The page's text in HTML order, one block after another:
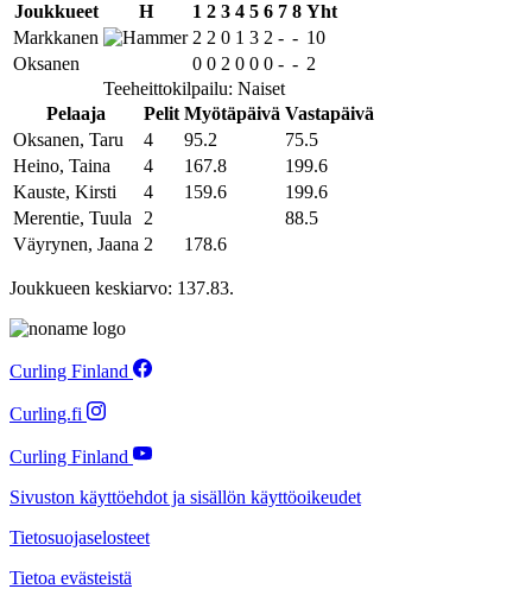
Joukkueet
H 1 2 3 4 5 6 7 8 Yht
Markkanen
2 2 0 1 3 2 - - 10
Oksanen
0 0 2 0 0 0 - - 2
Teeheittokilpailu: Naiset
Pelaaja
Pelit Myötäpäivä Vastapäivä
Oksanen, Taru
4 95.2
75.5
Heino, Taina
4 167.8
199.6
Kauste, Kirsti
4 159.6
199.6
Merentie, Tuula
2
88.5
Väyrynen, Jaana 2 178.6
Joukkueen keskiarvo: 137.83.
Curling Finland
Curling.fi
Curling Finland
Sivuston käyttöehdot ja sisällön käyttöoikeudet
Tietosuojaselosteet
Tietoa evästeistä